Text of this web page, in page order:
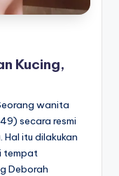
Kucing,
wanita
secara resmi
Hal itu dilakukan
tempat
Deborah